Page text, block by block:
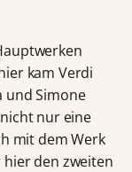
kam Verdi
und Simone
nur eine
mit dem Werk
den zweiten